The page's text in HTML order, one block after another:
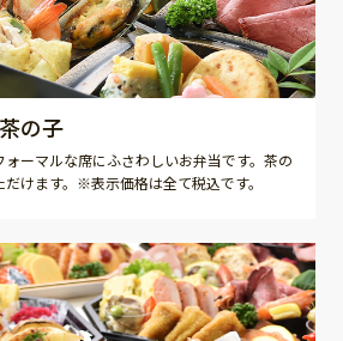
の子
ーマルな席にふさわしいお弁当です。茶の
けます。※表示価格は全て税込です。